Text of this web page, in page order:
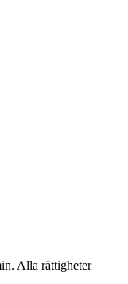
Alla rättigheter